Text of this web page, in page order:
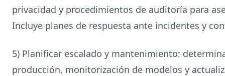
privacidad y procedimientos de auditoría para
Incluye planes de respuesta ante incidentes y
5) Planificar escalado y mantenimiento:
producción, monitorización de modelos y